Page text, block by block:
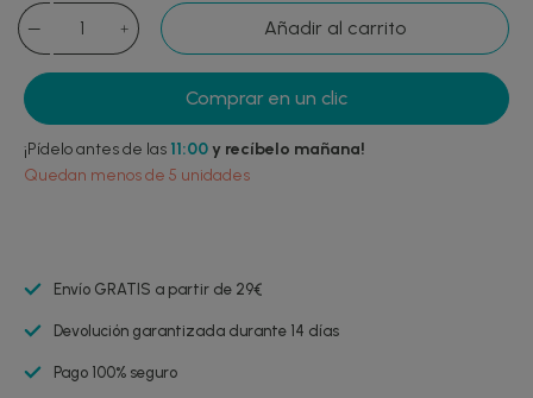
Añadir al carrito
Comprar en un clic
¡Pídelo antes de las 11:00y recíbelo mañana!
Quedan menos de 5 unidades
Envío GRATIS a partir de 29€
Devolución garantizada durante 14 días
Pago 100% seguro